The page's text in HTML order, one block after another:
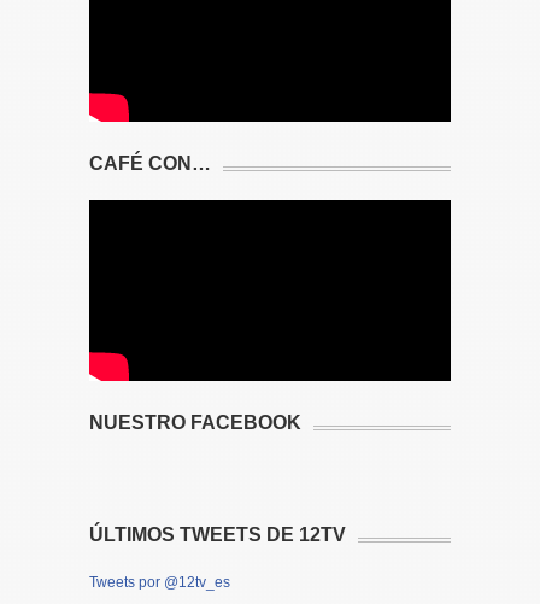
CAFÉ CON…
NUESTRO FACEBOOK
ÚLTIMOS TWEETS DE 12TV
Tweets por @12tv_es